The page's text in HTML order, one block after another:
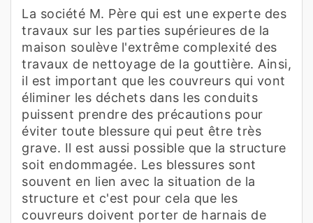
La société M. Père qui est une experte des
travaux sur les parties supérieures de la
maison soulève l'extrême complexité des
travaux de nettoyage de la gouttière. Ainsi,
il est important que les couvreurs qui vont
éliminer les déchets dans les conduits
puissent prendre des précautions pour
éviter toute blessure qui peut être très
grave. Il est aussi possible que la structure
soit endommagée. Les blessures sont
souvent en lien avec la situation de la
structure et c'est pour cela que les
couvreurs doivent porter de harnais de